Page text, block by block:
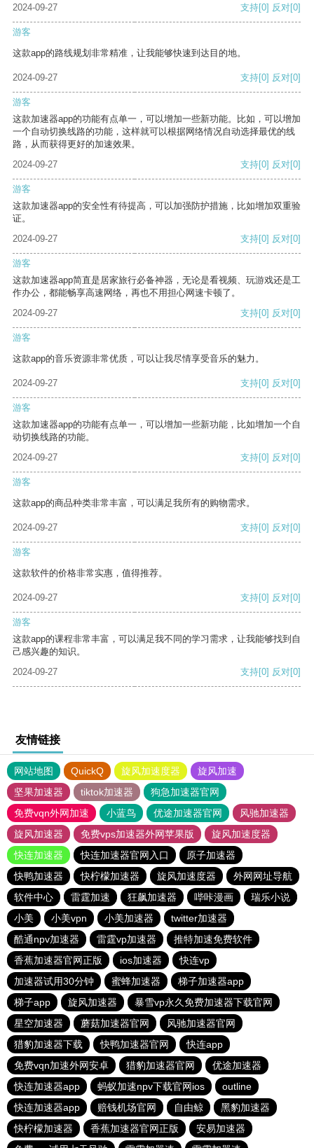
2024-09-27
支持[0] 反对[0]
游客
这款app的路线规划非常精准，让我能够快速到达目的地。
2024-09-27 支持[0] 反对[0]
游客
这款加速器app的功能有点单一，可以增加一些新功能。比如，可以增加
一个自动切换线路的功能，这样就可以根据网络情况自动选择最优的线
路，从而获得更好的加速效果。
2024-09-27
支持[0] 反对[0]
游客
这款加速器app的安全性有待提高，可以加强防护措施，比如增加双重验
证。
2024-09-27
支持[0] 反对[0]
游客
这款加速器app简直是居家旅行必备神器，无论是看视频、玩游戏还是工
作办公，都能畅享高速网络，再也不用担心网速卡顿了。
2024-09-27
支持[0] 反对[0]
游客
这款app的音乐资源非常优质，可以让我尽情享受音乐的魅力。
2024-09-27 支持[0] 反对[0]
游客
这款加速器app的功能有点单一，可以增加一些新功能，比如增加一个自
动切换线路的功能。
2024-09-27
支持[0] 反对[0]
游客
这款app的商品种类非常丰富，可以满足我所有的购物需求。
2024-09-27 支持[0] 反对[0]
游客
这款软件的价格非常实惠，值得推荐。
2024-09-27 支持[0] 反对[0]
游客
这款app的课程非常丰富，可以满足我不同的学习需求，让我能够找到自
己感兴趣的知识。
2024-09-27
支持[0] 反对[0]
友情链接
网站地图 QuickQ 旋风加速度器
旋风加速
坚果加速器
tiktok加速器
狗急加速器官网
免费vqn外网加速
小蓝鸟 优途加速器官网
风驰加速器
旋风加速器
免费vps加速器外网苹果版
旋风加速度器
快连加速器
快连加速器官网入口
原子加速器
快鸭加速器
快柠檬加速器 旋风加速度器
外网网址导航
软件中心
雷霆加速 狂飙加速器 哔咔漫画
瑞乐小说
小美
小美vpn 小美加速器
twitter加速器
酷通npv加速器
雷霆vp加速器
推特加速免费软件
香蕉加速器官网正版
ios加速器
快连vp
加速器试用30分钟
蜜蜂加速器
梯子加速器app
梯子app
旋风加速器
暴雪vp永久免费加速器下载官网
星空加速器
蘑菇加速器官网
风驰加速器官网
猎豹加速器下载
快鸭加速器官网
快连app
免费vqn加速外网安卓
猎豹加速器官网
优途加速器
快连加速器app
蚂蚁加速npv下载官网ios
outline
快连加速器app
赔钱机场官网 自由鲸
黑豹加速器
快柠檬加速器
香蕉加速器官网正版
安易加速器